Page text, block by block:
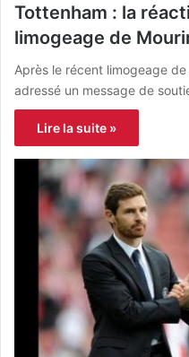
Tottenham : la
limogeage de
Après le récent limogeage
adressé un message de
Lire la suite »